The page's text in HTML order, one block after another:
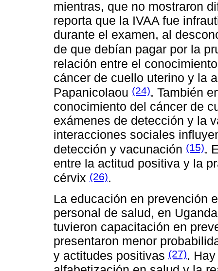
mientras, que no mostraron
reporta que la IVAA fue
durante el examen, al
de que debían pagar por la
relación entre el
cáncer de cuello uterino y la
Papanicolaou (24). También
conocimiento del cáncer de
exámenes de detección y la
interacciones sociales
detección y vacunación (15).
entre la actitud positiva y la
cérvix (26).
La educación en prevención
personal de salud, en
tuvieron capacitación en
presentaron menor
y actitudes positivas (27).